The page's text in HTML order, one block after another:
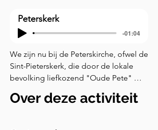
Peterskerk
-01:04
We zijn nu bij de Peterskirche, ofwel de
Sint-Pieterskerk, die door de lokale
bevolking liefkozend "Oude Pete"
de twaalfde eeuw en bevindt zich op
Over deze activiteit